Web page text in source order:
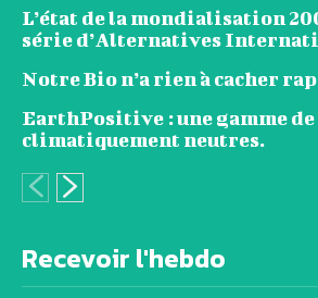
L’état de la mondialisation
série d’Alternatives
Notre Bio n’a rien à cacher
EarthPositive : une gamme
climatiquement neutres.
Recevoir l'hebdo